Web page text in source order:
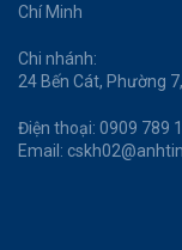
Chí Minh
Chi nhánh:
24 Bến Cát, Phường
Điện thoại: 0909 789
Email: